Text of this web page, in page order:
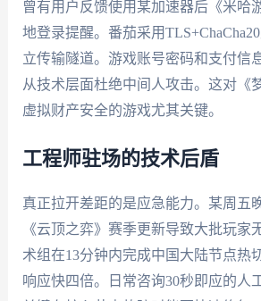
曾有用户反馈使用某加速器后《米哈
地登录提醒。番茄采用
立传输隧道。游戏账号密码和支付信
从技术层面杜绝中间人攻击。这对《
虚拟财产安全的游戏尤其关键。
工程师驻场的技术后盾
真正拉开差距的是应急能力。某周五
《云顶之弈》赛季更新导致大批玩家
术组在13分钟内完成中国大陆节点热
响应快四倍。日常咨询30秒即应的人